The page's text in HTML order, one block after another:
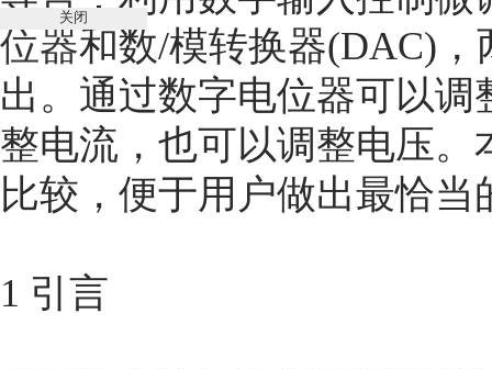
位器和数/模转换器(DAC)
出。通过数字电位器可以
整电流，也可以调整电压
比较，便于用户做出最恰当
1 引言
关闭